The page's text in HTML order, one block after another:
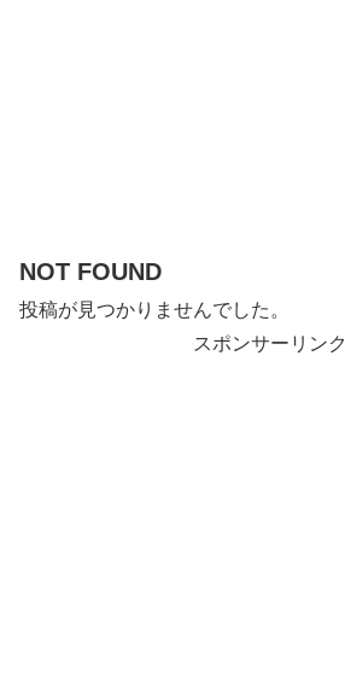
NOT FOUND
投稿が見つかりませんでした。
スポンサーリンク